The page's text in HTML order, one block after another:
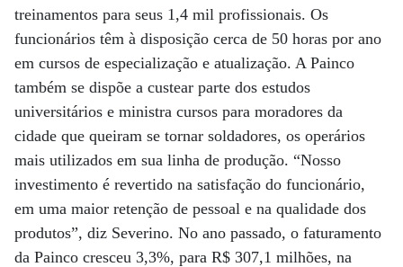
treinamentos para seus 1,4 mil profissionais. Os
funcionários têm à disposição cerca de 50 horas por ano
em cursos de especialização e atualização. A Painco
também se dispõe a custear parte dos estudos
universitários e ministra cursos para moradores da
cidade que queiram se tornar soldadores, os operários
mais utilizados em sua linha de produção. “Nosso
investimento é revertido na satisfação do funcionário,
em uma maior retenção de pessoal e na qualidade dos
produtos”, diz Severino. No ano passado, o faturamento
da Painco cresceu 3,3%, para R$ 307,1 milhões, na